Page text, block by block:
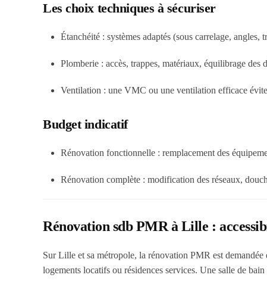
Les choix techniques à sécuriser
Étanchéité : systèmes adaptés (sous carrelage,
Plomberie : accès, trappes, matériaux, équilibrage des
Ventilation : une VMC ou une ventilation efficace
Budget indicatif
Rénovation fonctionnelle : remplacement des
Rénovation complète : modification des réseaux,
Rénovation sdb PMR à Lille :
Sur Lille et sa métropole, la rénovation PMR est
logements locatifs ou résidences services. Une salle de